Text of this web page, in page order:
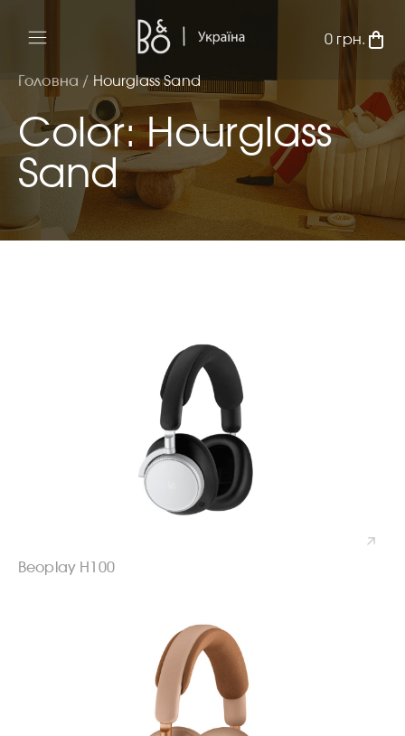
0 грн.
Головна / Hourglass Sand
Color: Hourglass
Sand
Beoplay H100